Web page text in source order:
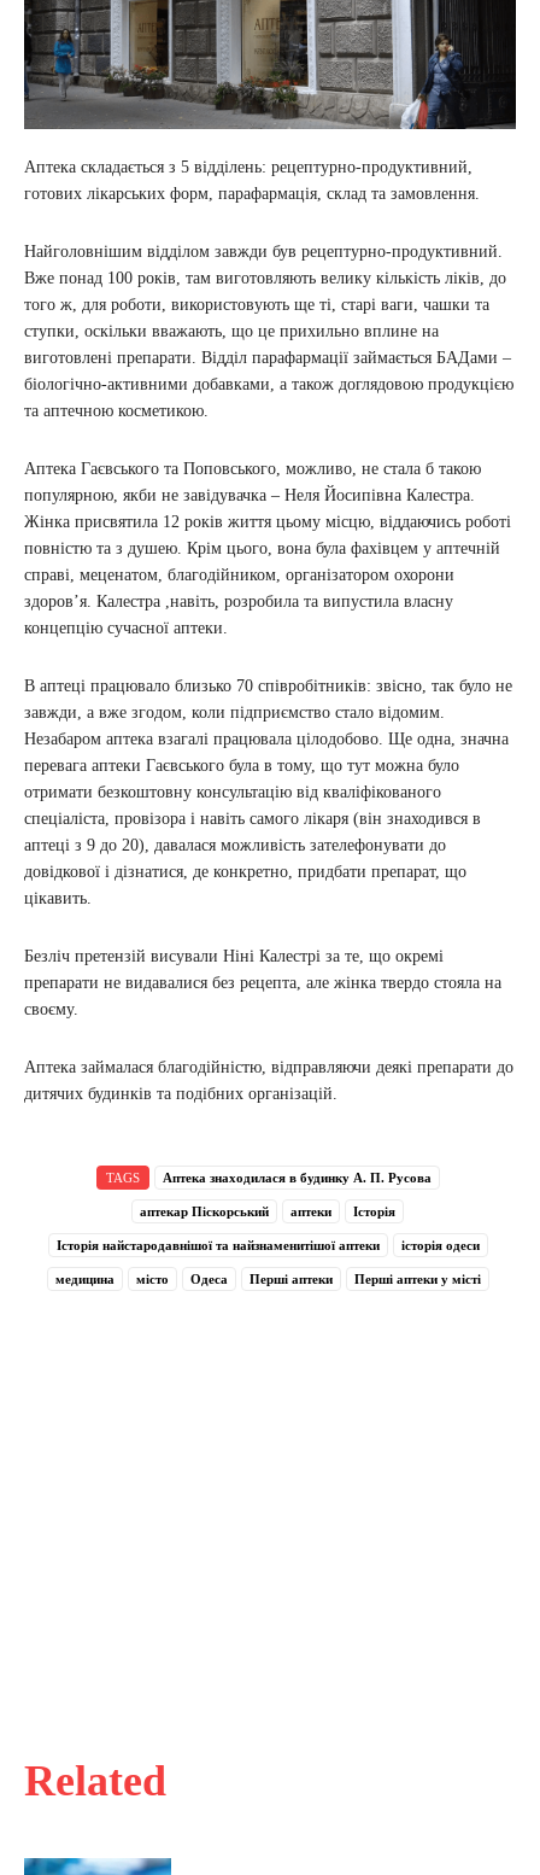
Related
Аптека складається з 5 відділень: рецептурно-продуктивний,
готових лікарських форм, парафармація, склад та замовлення.
Найголовнішим відділом завжди був рецептурно-продуктивний.
Вже понад 100 років, там виготовляють велику кількість ліків, до
того ж, для роботи, використовують ще ті, старі ваги, чашки та
ступки, оскільки вважають, що це прихильно вплине на
виготовлені препарати. Відділ парафармації займається БАДами –
біологічно-активними добавками, а також доглядовою продукцією
та аптечною косметикою.
Аптека Гаєвського та Поповського, можливо, не стала б такою
популярною, якби не завідувачка – Неля Йосипівна Калестра.
Жінка присвятила 12 років життя цьому місцю, віддаючись роботі
повністю та з душею. Крім цього, вона була фахівцем у аптечній
справі, меценатом, благодійником, організатором охорони
здоров’я. Калестра ,навіть, розробила та випустила власну
концепцію сучасної аптеки.
В аптеці працювало близько 70 співробітників: звісно, ​​так було не
завжди, а вже згодом, коли підприємство стало відомим.
Незабаром аптека взагалі працювала цілодобово. Ще одна, значна
перевага аптеки Гаєвського була в тому, що тут можна було
отримати безкоштовну консультацію від кваліфікованого
спеціаліста, провізора і навіть самого лікаря (він знаходився в
аптеці з 9 до 20), давалася можливість зателефонувати до
довідкової і дізнатися, де конкретно, придбати препарат, що
цікавить.
Безліч претензій висували Ніні Калестрі за те, що окремі
препарати не видавалися без рецепта, але жінка твердо стояла на
своєму.
Аптека займалася благодійністю, відправляючи деякі препарати до
дитячих будинків та подібних організацій.
TAGS Аптека знаходилася в будинку А. П. Русова
аптекар Піскорський аптеки Історія
Історія найстародавнішої та найзнаменитішої аптеки історія одеси
медицина місто Одеса Перші аптеки Перші аптеки у місті